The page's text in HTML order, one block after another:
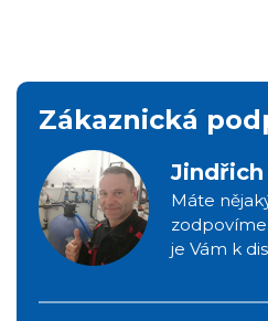
Zákaznická
Máte
je Vám k